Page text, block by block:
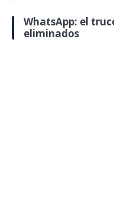
WhatsApp: el
eliminados